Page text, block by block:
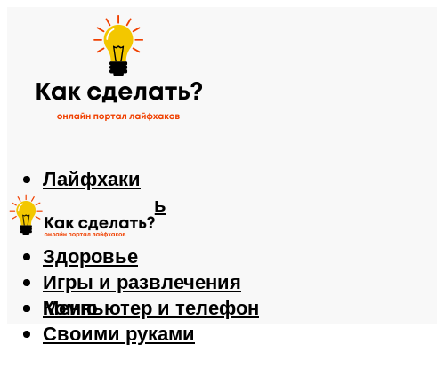
Лайфхаки
Автомобиль
Еда
Здоровье
Игры и развлечения
Компьютер и телефон
Своими руками
Меню